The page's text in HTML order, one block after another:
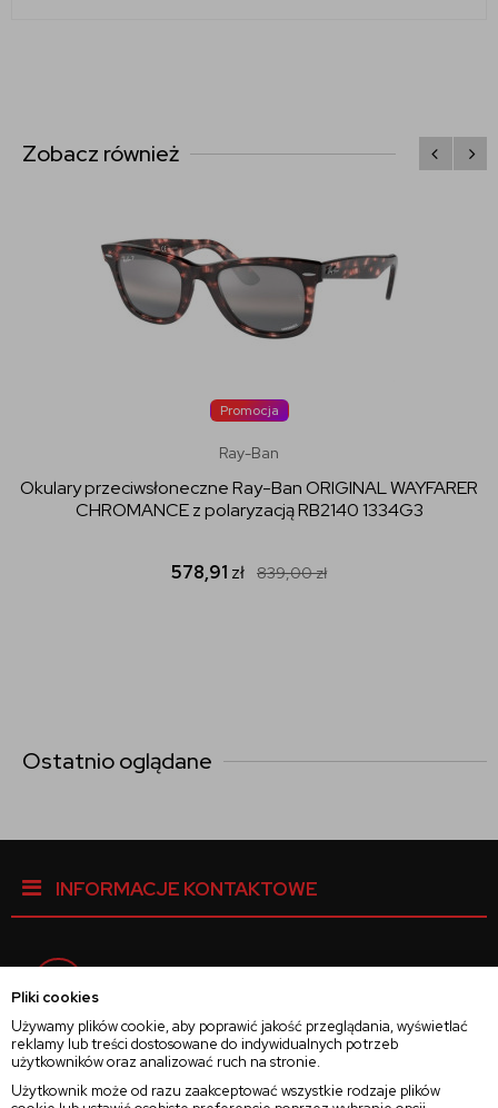
Pliki cookies
Używamy plików cookie, aby poprawić jakość przeglądania, wyświetlać
reklamy lub treści dostosowane do indywidualnych potrzeb
użytkowników oraz analizować ruch na stronie.
Użytkownik może od razu zaakceptować wszystkie rodzaje plików
Zobacz również
Promocja
Ray-Ban
Okulary przeciwsłoneczne Ray-Ban ORIGINAL WAYFARER
CHROMANCE z polaryzacją RB2140 1334G3
578,91 zł 839,00zł
Ostatnio oglądane
INFORMACJE KONTAKTOWE
Instagram